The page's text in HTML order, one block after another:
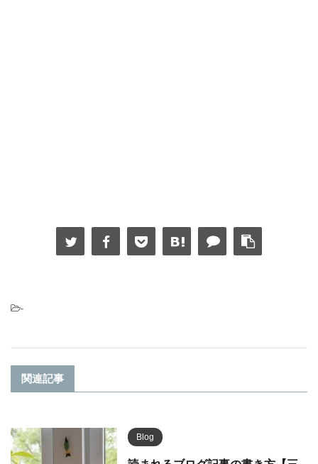
-
関連記事
Blog